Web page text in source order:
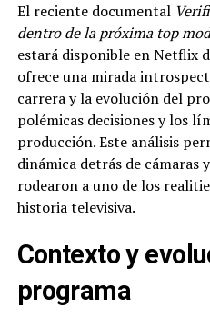
El reciente documental
dentro de la próxima top
estará disponible en Netflix
ofrece una mirada
carrera y la evolución del
polémicas decisiones y los
producción. Este análisis
dinámica detrás de cámaras
rodearon a uno de los
historia televisiva.
Contexto y
programa